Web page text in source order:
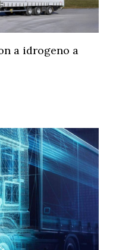
a idrogeno a